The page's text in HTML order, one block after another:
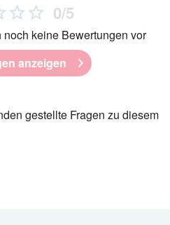
0/5
keine Bewertungen vor
anzeigen
gestellte Fragen zu diesem